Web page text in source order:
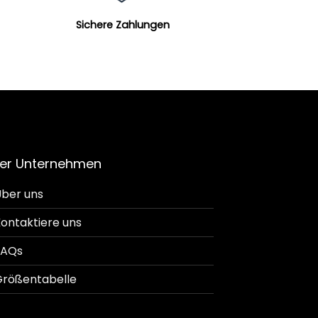
Sichere Zahlungen
Unternehmen
uns
uns